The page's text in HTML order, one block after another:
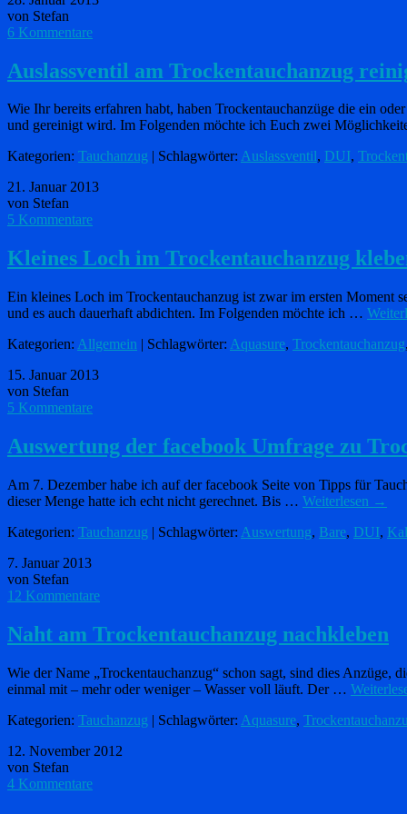
von Stefan
6 Kommentare
Auslassventil am Trockentauchanzug
Wie Ihr bereits erfahren habt, haben Trockentauchanzüge die ein
und gereinigt wird. Im Folgenden möchte ich Euch zwei
Kategorien: Tauchanzug | Schlagwörter: Auslassventil, DUI,
21. Januar 2013
von Stefan
5 Kommentare
Kleines Loch im Trockentauchanzug
Ein kleines Loch im Trockentauchanzug ist zwar im ersten Moment
und es auch dauerhaft abdichten. Im Folgenden möchte ich …
Kategorien: Allgemein | Schlagwörter: Aquasure, Trockentauchanzug
15. Januar 2013
von Stefan
5 Kommentare
Auswertung der facebook Umfrage zu
Am 7. Dezember habe ich auf der facebook Seite von Tipps für
dieser Menge hatte ich echt nicht gerechnet. Bis … Weiterlesen →
Kategorien: Tauchanzug | Schlagwörter: Auswertung, Bare, DUI,
7. Januar 2013
von Stefan
12 Kommentare
Naht am Trockentauchanzug nachkleben
Wie der Name „Trockentauchanzug“ schon sagt, sind dies Anzüge,
einmal mit – mehr oder weniger – Wasser voll läuft. Der …
Kategorien: Tauchanzug | Schlagwörter: Aquasure,
12. November 2012
von Stefan
4 Kommentare